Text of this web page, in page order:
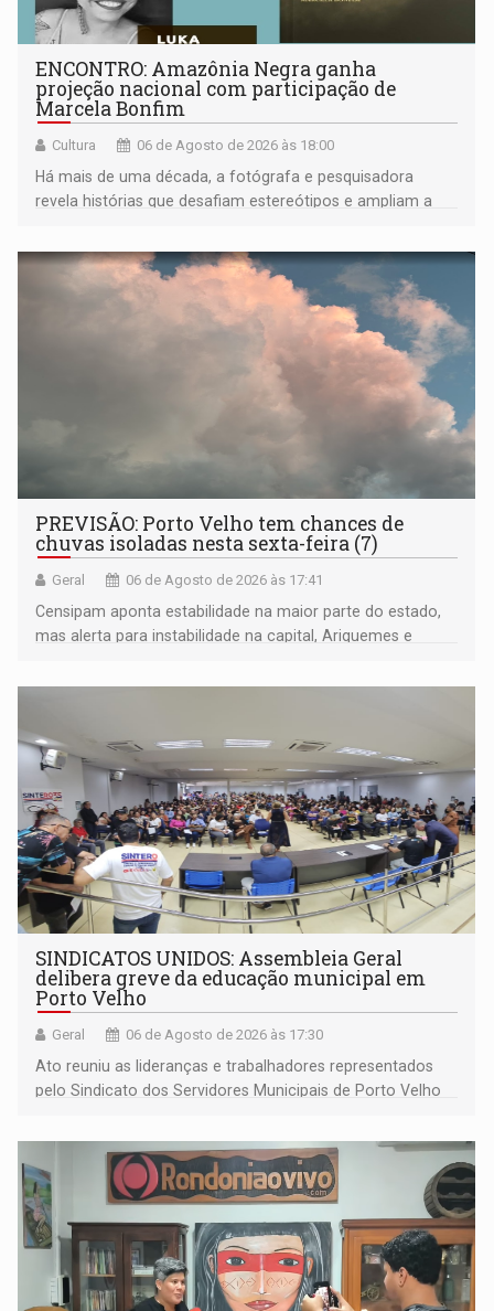
ENCONTRO: Amazônia Negra ganha
projeção nacional com participação de
Marcela Bonfim
Cultura 06 de Agosto de 2026 às 18:00
Há mais de uma década, a fotógrafa e pesquisadora
revela histórias que desafiam estereótipos e ampliam a
negras
PREVISÃO: Porto Velho tem chances de
chuvas isoladas nesta sexta-feira (7)
Geral 06 de Agosto de 2026 às 17:41
Censipam aponta estabilidade na maior parte do estado,
mas alerta para instabilidade na capital, Ariquemes e
SINDICATOS UNIDOS: Assembleia Geral
delibera greve da educação municipal em
Porto Velho
Geral 06 de Agosto de 2026 às 17:30
Ato reuniu as lideranças e trabalhadores representados
pelo Sindicato dos Servidores Municipais de Porto Velho